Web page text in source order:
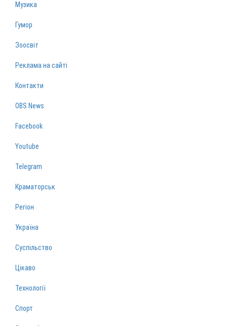
Музика
Гумор
Зоосвіт
Реклама на сайті
Контакти
OBS News
Facebook
Youtube
Telegram
Краматорськ
Регіон
Україна
Суспільство
Цікаво
Технології
Спорт